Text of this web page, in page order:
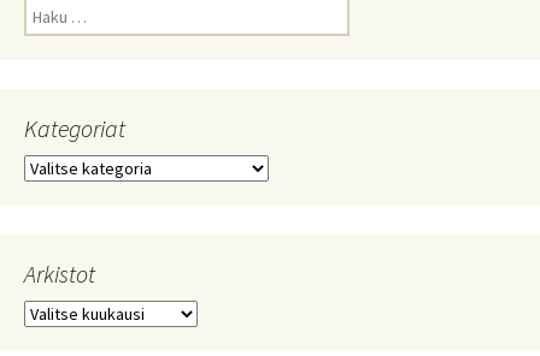
Haku:
Kategoriat
Kategoriat
Arkistot
Arkistot